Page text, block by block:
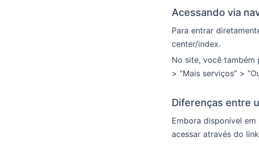
Acessando via
Para entrar
center/index.
No site, você também
> “Mais serviços” >
Diferenças entre
Embora disponível
acessar através do